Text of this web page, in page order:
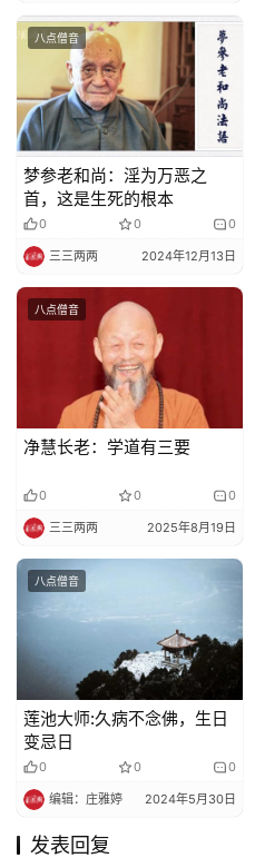
礼
频
纪
录
佛
艺
法
免
责
声
明
八点僧音
梦参老和尚：淫为万恶之
首，这是生死的根本
0 0 0
三三两两 2024年12月13日
八点僧音
净慧长老：学道有三要
0 0 0
三三两两 2025年8月19日
八点僧音
莲池大师:久病不念佛，生日
变忌日
0 0 0
编辑：庄雅婷 2024年5月30日
发表回复